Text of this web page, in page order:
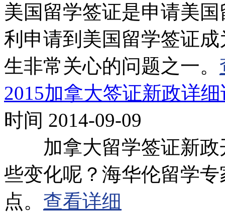
美国留学签证是申请美
利申请到美国留学签证
生非常关心的问题之一。
2015加拿大签证新政详
时间 2014-09-09
加拿大留学签证新政
些变化呢？海华伦留学
点。 查看详细